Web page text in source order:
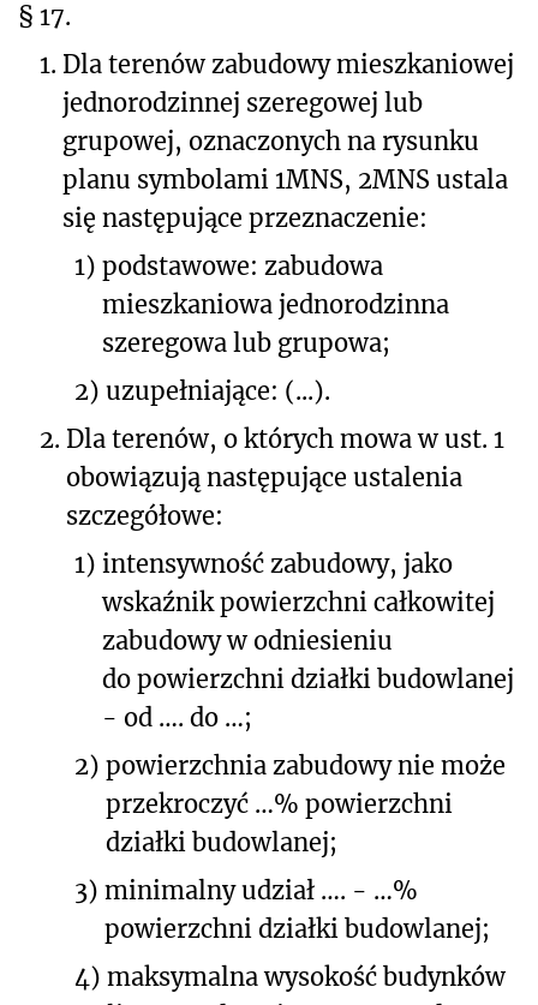
§ 17.
1. Dla terenów zabudowy mieszkaniowej
jednorodzinnej szeregowej lub
grupowej, oznaczonych na rysunku
planu symbolami 1MNS, 2MNS ustala
się następujące przeznaczenie:
1) podstawowe: zabudowa
mieszkaniowa jednorodzinna
szeregowa lub grupowa;
2) uzupełniające: (...).
2. Dla terenów, o których mowa w ust. 1
obowiązują następujące ustalenia
szczegółowe:
1) intensywność zabudowy, jako
wskaźnik powierzchni całkowitej
zabudowy w odniesieniu
do powierzchni działki budowlanej
- od …. do …;
2) powierzchnia zabudowy nie może
przekroczyć …% powierzchni
działki budowlanej;
3) minimalny udział …. - …%
powierzchni działki budowlanej;
4) maksymalna wysokość budynków